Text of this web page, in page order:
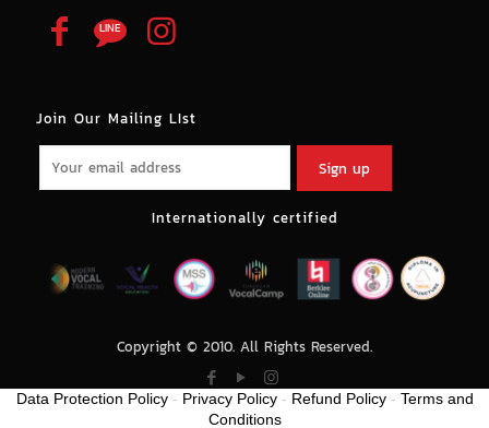
Join Our Mailing LIst
Internationally certified
Copyright © 2010. All Rights Reserved.
Data Protection Policy- Privacy Policy- Refund Policy- Terms and
Conditions